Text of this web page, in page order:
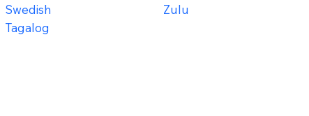
Swedish
Tagalog
Zulu